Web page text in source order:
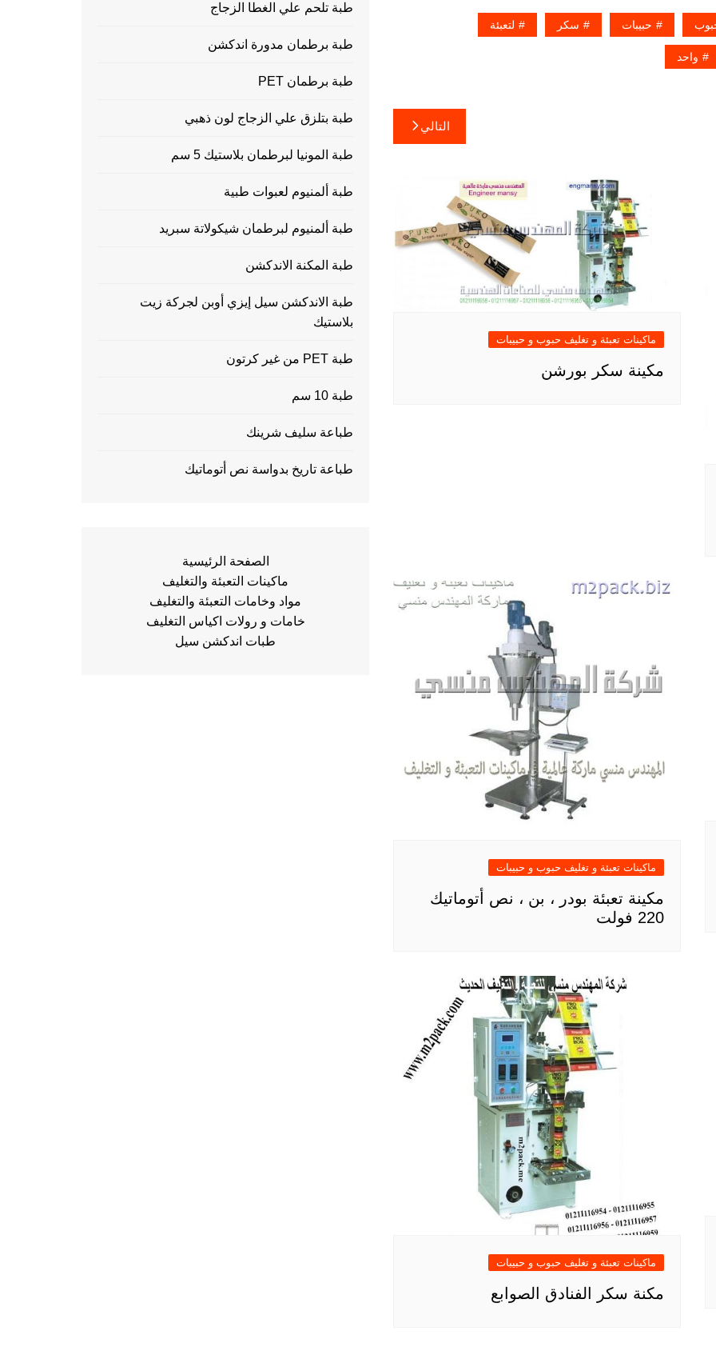
حبيبات سكر لتعبئة
واحد
التالي
ماكينات تعبئة و تغليف حبوب و حبيبات
مكينة سكر بورشن
ماكينات تعبئة و تغليف حبوب و حبيبات
مكينة تعبئة بودر ، بن ، نص أتوماتيك
220 فولت
ماكينات تعبئة و تغليف حبوب و حبيبات
مكنة سكر الفنادق الصوابع
طبة تلحم علي الغطا الزجاج
طبة برطمان مدورة اندكشن
طبة برطمان PET
طبة بتلزق علي الزجاج لون ذهبي
طبة المونيا لبرطمان بلاستيك 5 سم
طبة ألمنيوم لعبوات طبية
طبة ألمنيوم لبرطمان شيكولاتة سبريد
طبة المكنة الاندكشن
طبة الاندكشن سيل إيزي أوبن لجركة زيت
بلاستيك
طبة PET من غير كرتون
طبة 10 سم
طباعة سليف شرينك
طباعة تاريخ بدواسة نص أتوماتيك
الصفحة الرئيسية
ماكينات التعبئة والتغليف
مواد وخامات التعبئة والتغليف
خامات و رولات اكياس التغليف
طبات اندكشن سيل